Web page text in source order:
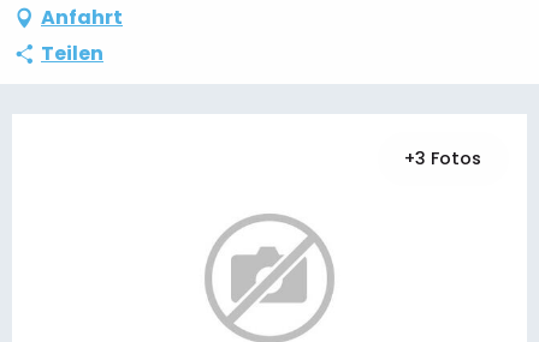
Anfahrt
Teilen
+3 Fotos